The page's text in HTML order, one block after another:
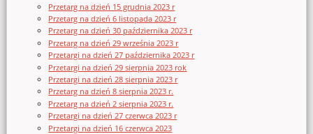
Przetarg na dzień 15 grudnia 2023 r
Przetarg na dzień 6 listopada 2023 r
Przetarg na dzień 30 października 2023 r
Przetarg na dzień 29 września 2023 r
Przetargi na dzień 27 października 2023 r
Przetargi na dzień 29 sierpnia 2023 rok
Przetargi na dzień 28 sierpnia 2023 r
Przetarg na dzień 8 sierpnia 2023 r.
Przetarg na dzień 2 sierpnia 2023 r.
Przetargi na dzień 27 czerwca 2023 r
Przetargi na dzień 16 czerwca 2023